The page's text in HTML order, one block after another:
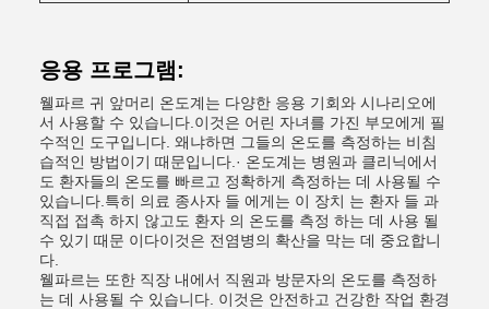
응용 프로그램:
웰파르 귀 앞머리 온도계는 다양한 응용 기회와 시나리오에
서 사용할 수 있습니다.이것은 어린 자녀를 가진 부모에게 필
수적인 도구입니다. 왜냐하면 그들의 온도를 측정하는 비침
습적인 방법이기 때문입니다.· 온도계는 병원과 클리닉에서
도 환자들의 온도를 빠르고 정확하게 측정하는 데 사용될 수
있습니다.특히 의료 종사자 들 에게는 이 장치 는 환자 들 과
직접 접촉 하지 않고도 환자 의 온도를 측정 하는 데 사용 될
수 있기 때문 이다이것은 전염병의 확산을 막는 데 중요합니
다.
웰파르는 또한 직장 내에서 직원과 방문자의 온도를 측정하
는 데 사용될 수 있습니다. 이것은 안전하고 건강한 작업 환경